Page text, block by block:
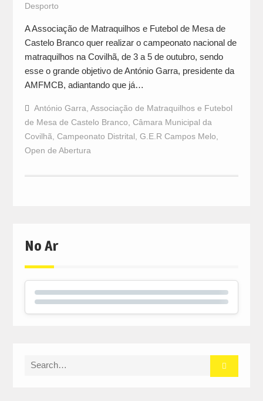
Desporto
A Associação de Matraquilhos e Futebol de Mesa de
Castelo Branco quer realizar o campeonato nacional de
matraquilhos na Covilhã, de 3 a 5 de outubro, sendo
esse o grande objetivo de António Garra, presidente da
AMFMCB, adiantando que já…
António Garra Associação de Matraquilhos e Futebol
de Mesa de Castelo Branco Câmara Municipal da
Covilhã Campeonato Distrital G.E.R Campos Melo
Open de Abertura
No Ar
Search